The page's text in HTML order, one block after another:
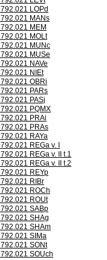
792.021 LOPd
792.021 MANs
792.021 MEM
792.021 MOLt
792.021 MUNc
792.021 MUSe
792.021 NAVe
792.021 NIEt
792.021 OBRi
792.021 PARs
792.021 PASj
792.021 PQMX
792.021 PRAi
792.021 PRAs
792.021 RAYa
792.021 REGa v. I
792.021 REGa v. II t.1
792.021 REGa v. II t.2
792.021 REYp
792.021 RIBr
792.021 ROCh
792.021 ROUt
792.021 SABp
792.021 SHAg
792.021 SHAm
792.021 SIMa
792.021 SONt
792.021 SOUch